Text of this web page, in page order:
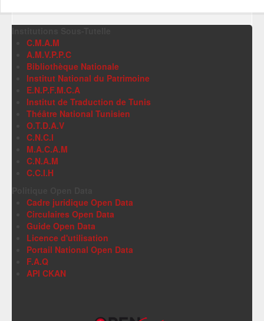
C.M.A.M
A.M.V.P.P.C
Bibliothèque Nationale
Institut National du Patrimoine
E.N.P.F.M.C.A
Institut de Traduction de Tunis
Théâtre National Tunisien
O.T.D.A.V
C.N.C.I
M.A.C.A.M
C.N.A.M
C.C.I.H
Cadre juridique Open Data
Circulaires Open Data
Guide Open Data
Licence d'utilisation
Portail National Open Data
F.A.Q
API CKAN